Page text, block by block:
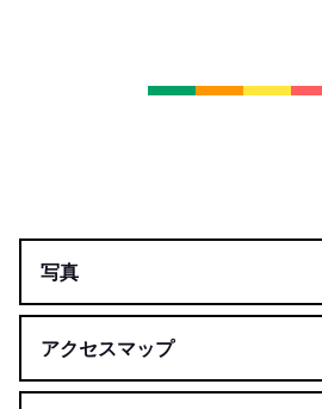
写真
アクセスマップ